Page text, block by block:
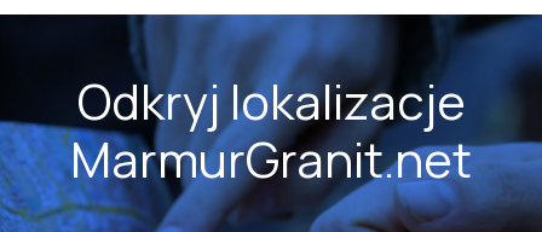
Odkryj lokalizacje
MarmurGranit.net